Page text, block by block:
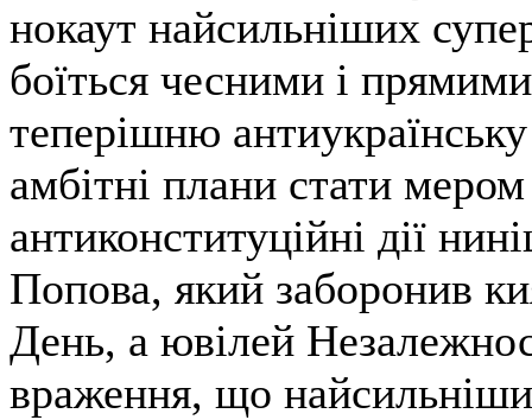
нокаут найсильніших
боїться чесними і
теперішню
амбітні плани стати
антиконституційні дії
Попова, який заборонив
День, а ювілей
враження, що